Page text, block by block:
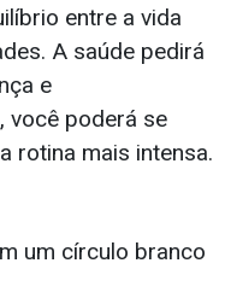
entre a vida
A saúde pedirá
e
você poderá se
rotina mais intensa.